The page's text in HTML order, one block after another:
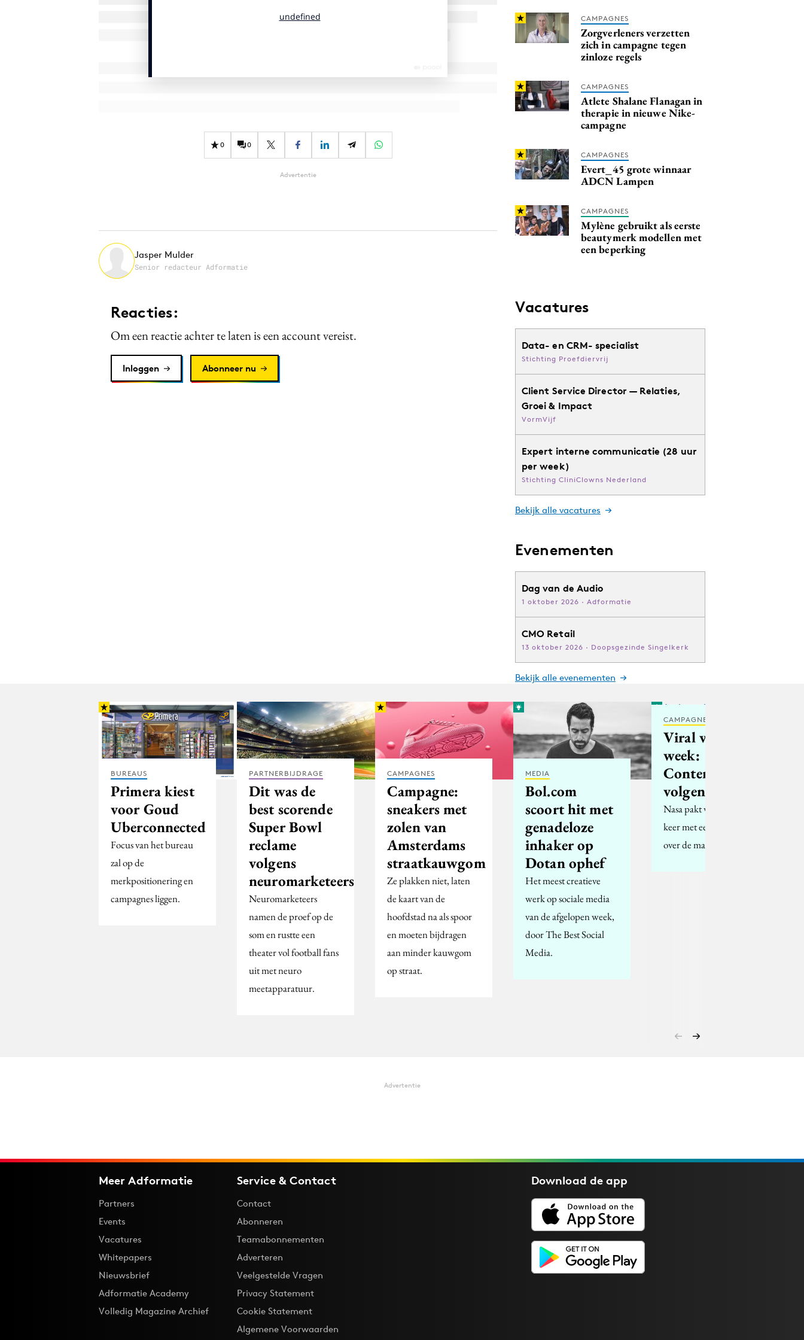
0 0
Advertentie
Jasper Mulder
Senior redacteur Adformatie
Reacties:
Om een reactie achter te laten is een account vereist.
Inloggen Abonneer nu
CAMPAGNES
Zorgverleners verzetten
zich in campagne tegen
zinloze regels
CAMPAGNES
Atlete Shalane Flanagan in
therapie in nieuwe Nike-
campagne
CAMPAGNES
Evert_45 grote winnaar
ADCN Lampen
CAMPAGNES
Mylène gebruikt als eerste
beautymerk modellen met
een beperking
Vacatures
Data- en CRM- specialist
Stichting Proefdiervrij
Client Service Director — Relaties,
Groei & Impact
VormVijf
Expert interne communicatie (28 uur
per week)
Stichting CliniClowns Nederland
Bekijk alle vacatures
Evenementen
Dag van de Audio
1 oktober 2026 · Adformatie
CMO Retail
13 oktober 2026 · Doopsgezinde Singelkerk
Bekijk alle evenementen
BUREAUS
Primera kiest
voor Goud
Uberconnected
Focus van het bureau
zal op de
merkpositionering en
campagnes liggen.
PARTNERBIJDRAGE
Dit was de
best scorende
Super Bowl
reclame
volgens
neuromarketeers
Neuromarketeers
namen de proef op de
som en rustte een
theater vol football fans
uit met neuro
meetapparatuur.
CAMPAGNES
Campagne:
sneakers met
zolen van
Amsterdams
straatkauwgom
Ze plakken niet, laten
de kaart van de
hoofdstad na als spoor
en moeten bijdragen
aan minder kauwgom
op straat.
MEDIA
Bol.com
scoort hit met
genadeloze
inhaker op
Dotan ophef
Het meest creatieve
werk op sociale media
van de afgelopen week,
door The Best Social
Media.
CAMPAGNES
Viral van de
week:
Contentmarketing
volgens NASA
Nasa pakt weer uit, dit
keer met een minidocu
over de maan.
Advertentie
Meer Adformatie
Partners
Events
Vacatures
Whitepapers
Nieuwsbrief
Adformatie Academy
Volledig Magazine Archief
Service & Contact
Contact
Abonneren
Teamabonnementen
Adverteren
Veelgestelde Vragen
Privacy Statement
Cookie Statement
Algemene Voorwaarden
Download deapp